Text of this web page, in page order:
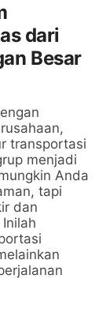
dari
Besar
transportasi
menjadi
Anda
tapi
dan